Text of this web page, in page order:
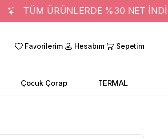
TÜM ÜRÜNLERDE %30 NET
Favorilerim Hesabım Sepetim
Çocuk Çorap TERMAL